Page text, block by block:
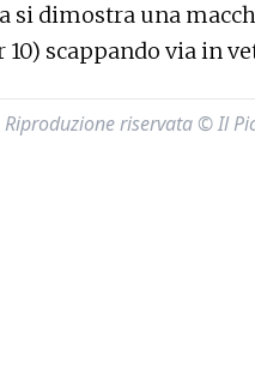
si dimostra una
scappando via in
Riproduzione riservata © Il